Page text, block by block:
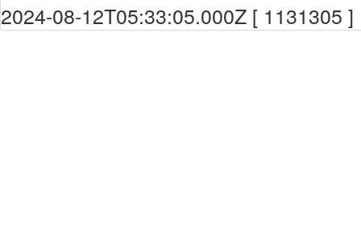
2024-08-12T05:33:05.000Z [ 1131305 ]